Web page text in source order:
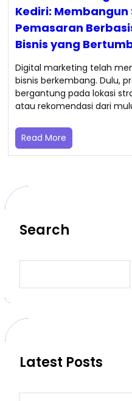
Kediri:
Pemasaran
Bisnis yang
Digital marketing telah
bisnis berkembang. Dulu,
bergantung pada lokasi
atau rekomendasi dari
Read More
Search
a
c
Latest Posts